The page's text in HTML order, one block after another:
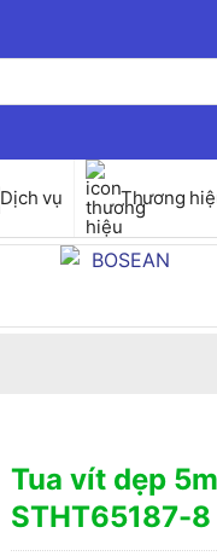
Dịch vụ Thương
Tua vít dẹp
STHT65187-8